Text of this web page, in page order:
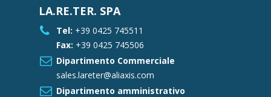
LA.RE.TER. SPA
Tel: +39 0425 745511
Fax: +39 0425 745506
Dipartimento Commerciale
sales.lareter@aliaxis.com
Dipartimento amministrativo